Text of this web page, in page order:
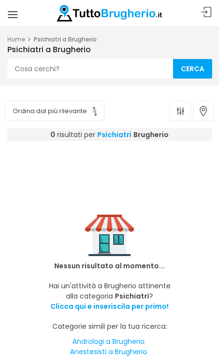
Home Psichiatri a Brugherio
Psichiatri a Brugherio
CERCA
0 risultati per Psichiatri Brugherio
Nessun risultato al momento...
Hai un'attività a Brugherio attinente
alla categoria Psichiatri?
Clicca qui e inseriscila per primo!
Categorie simili per la tua ricerca:
Andrologi a Brugherio
Anestesisti a Brugherio